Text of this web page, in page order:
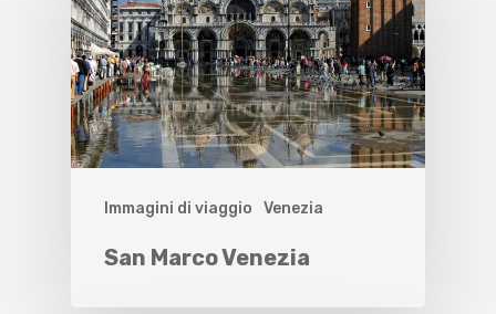
Immagini di viaggio Venezia
San Marco Venezia